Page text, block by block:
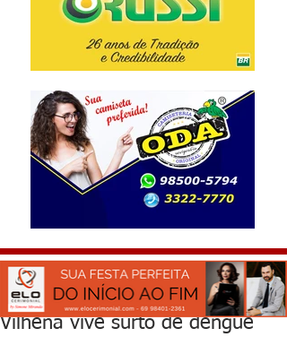
Vilhena vive surto de dengue